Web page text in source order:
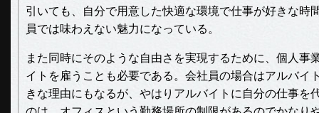
引いても、自分で用意した快適な環境で仕事が好きな時
員では味わえない魅力になっている。
また同時にそのような自由さを実現するために、個人事
イトを雇うことも必要である。会社員の場合はアルバイ
きな理由にもなるが、やはりアルバイトに自分の仕事を